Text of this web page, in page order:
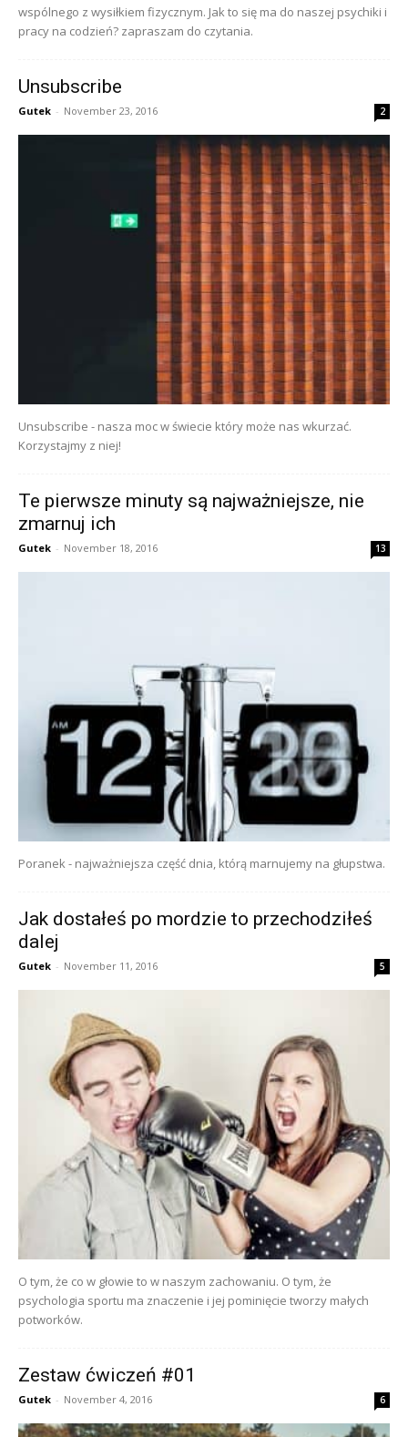
wspólnego z wysiłkiem fizycznym. Jak to się ma do naszej psychiki i
pracy na codzień? zapraszam do czytania.
Unsubscribe
Gutek - November 23, 2016 2
Unsubscribe - nasza moc w świecie który może nas wkurzać.
Korzystajmy z niej!
Te pierwsze minuty są najważniejsze, nie
zmarnuj ich
Gutek - November 18, 2016 13
Poranek - najważniejsza część dnia, którą marnujemy na głupstwa.
Jak dostałeś po mordzie to przechodziłeś
dalej
Gutek - November 11, 2016 5
O tym, że co w głowie to w naszym zachowaniu. O tym, że
psychologia sportu ma znaczenie i jej pominięcie tworzy małych
potworków.
Zestaw ćwiczeń #01
Gutek - November 4, 2016 6